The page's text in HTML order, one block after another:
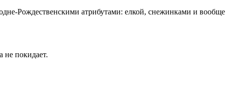
Рождественскими атрибутами: елкой, снежинками и вообще
не покидает.